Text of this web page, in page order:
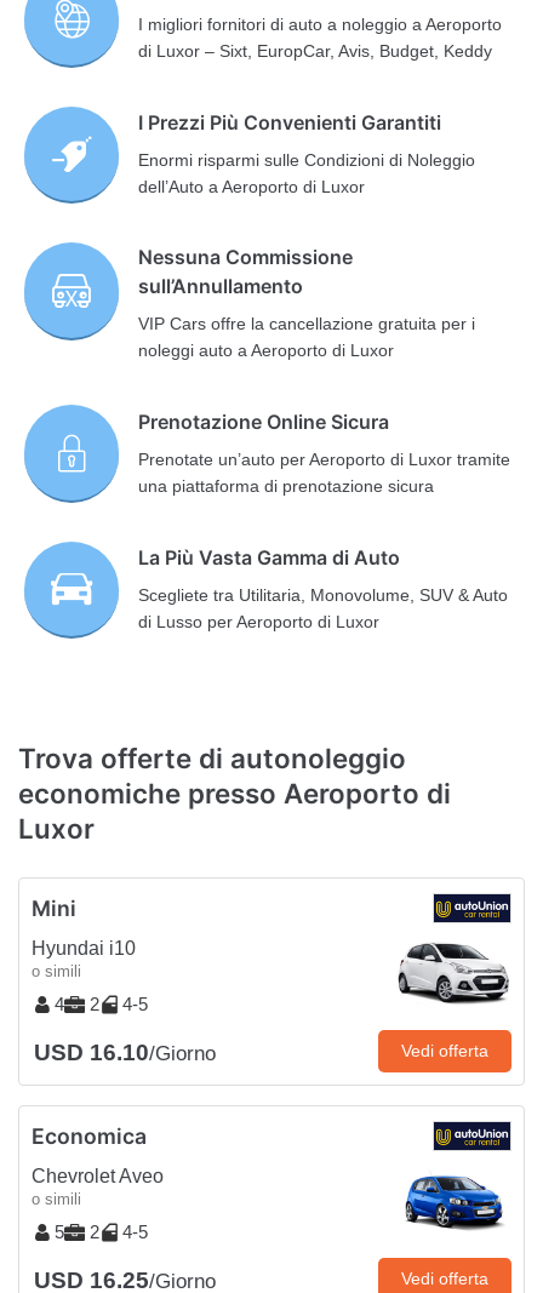
I migliori fornitori di auto a noleggio a Aeroporto
di Luxor – Sixt, EuropCar, Avis, Budget, Keddy
I Prezzi Più Convenienti Garantiti
Enormi risparmi sulle Condizioni di Noleggio
dell’Auto a Aeroporto di Luxor
Nessuna Commissione
sull’Annullamento
VIP Cars offre la cancellazione gratuita per i
noleggi auto a Aeroporto di Luxor
Prenotazione Online Sicura
Prenotate un’auto per Aeroporto di Luxor tramite
una piattaforma di prenotazione sicura
La Più Vasta Gamma di Auto
Scegliete tra Utilitaria, Monovolume, SUV & Auto
di Lusso per Aeroporto di Luxor
Trova offerte di autonoleggio
economiche presso Aeroporto di
Luxor
Mini
Hyundai i10
o simili
4 2 4-5
USD 16.10/Giorno Vedi offerta
Economica
Chevrolet Aveo
o simili
5 2 4-5
USD 16.25/Giorno Vedi offerta